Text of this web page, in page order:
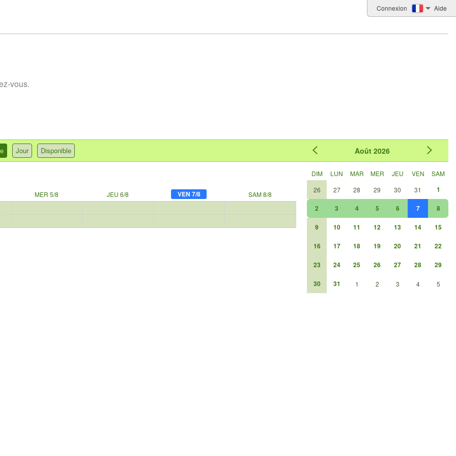
Connexion Aide
vous.
Août2026
DIM LUN MAR MER JEU VEN
SAM
26
27 28 29 30 31 1
2 3 4 5 6 7 8
9 10 11 12 13 14 15
16 17 18 19 20 21 22
23 24 25 26 27 28 29
30 31 1 2 3 4 5
Jour Disponible
MER 5/8 JEU 6/8 VEN 7/8 SAM 8/8